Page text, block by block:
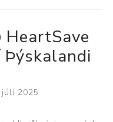
Þýskalandi
2025